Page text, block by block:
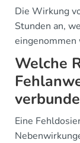
Die Wirkung
Stunden an,
Welche
Eine